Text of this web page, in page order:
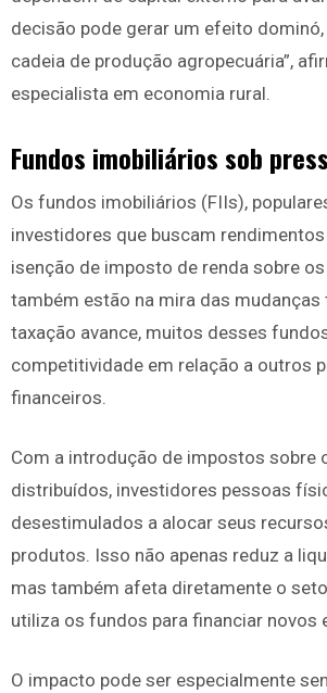
decisão pode gerar um efeito
cadeia de produção agropecuária”,
especialista em economia rural.
Fundos imobiliários sob
Os fundos imobiliários (FIIs),
investidores que buscam
isenção de imposto de renda sobre
também estão na mira das mudanças
taxação avance, muitos desses
competitividade em relação a outros
financeiros.
Com a introdução de impostos sobre
distribuídos, investidores pessoas
desestimulados a alocar seus
produtos. Isso não apenas reduz a
mas também afeta diretamente o
utiliza os fundos para financiar novos
O impacto pode ser especialmente